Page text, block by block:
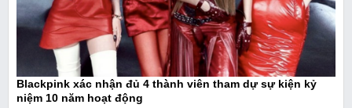
Blackpink xác nhận đủ 4 thành viên tham dự sự kiện kỷ
niệm 10 năm hoạt động